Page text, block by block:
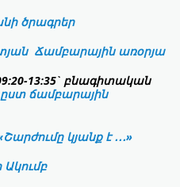
ծրագրեր
Ճամբարային առօրյա
13:35` բնագիտական
ըստ ճամբարային
կյանք է ․․․»